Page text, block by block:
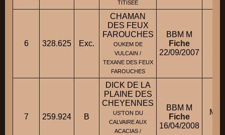
TITISEE
6 328.625 Exc.
CHAMAN
DES FEUX
FAROUCHES
OUKEM DE
VULCAIN /
TEXANE DES FEUX
FAROUCHES
BBM M
Fiche
22/09/2007
7 259.924 B
DICK DE LA
PLAINE DES
CHEYENNES
US'TON DU
CALVAIRE AUX
ACACIAS /
BBM M
Fiche
16/04/2008
M.